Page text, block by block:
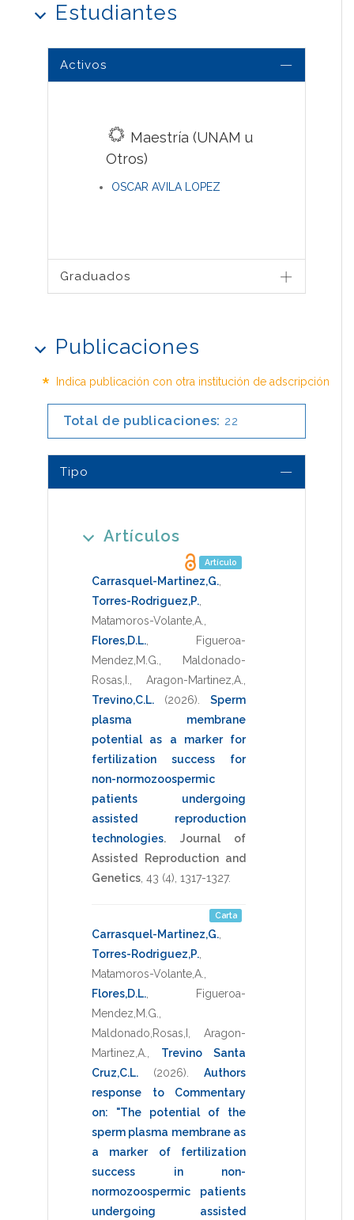
Estudiantes
Activos
Maestría (UNAM u
Otros)
OSCAR AVILA LOPEZ
Graduados
Publicaciones
* Indica publicación con otra institución de adscripción
Total de publicaciones: 22
Tipo
Artículos
Artículo
Carrasquel-Martinez,G.
Torres-Rodriguez,P.
Matamoros-Volante,A.
Flores,D.L.
Figueroa-
Mendez,M.G.
Maldonado-
Rosas,I.
Aragon-Martinez,A.
Trevino,C.L.
(2026)
Sperm
plasma membrane
potential as a marker for
fertilization success for
non-normozoospermic
patients undergoing
assisted reproduction
technologies.
Journal of
Assisted Reproduction and
Genetics 43 (4), 1317-1327.
Carta
Carrasquel-Martinez,G.
Torres-Rodriguez,P.
Matamoros-Volante,A.
Flores,D.L.
Figueroa-
Mendez,M.G.
Maldonado,Rosas,I
Aragon-
Martinez,A.
Trevino Santa
Cruz,C.L.
(2026)
Authors
response to Commentary
on: "The potential of the
sperm plasma membrane as
a marker of fertilization
success in non-
normozoospermic patients
undergoing assisted